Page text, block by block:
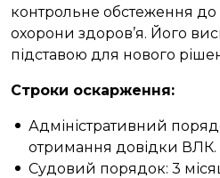
контрольне обстеження до
охорони здоров’я. Його
підставою для нового
Строки оскарження:
Адміністративний
отримання довідки ВЛК.
Судовий порядок: 3